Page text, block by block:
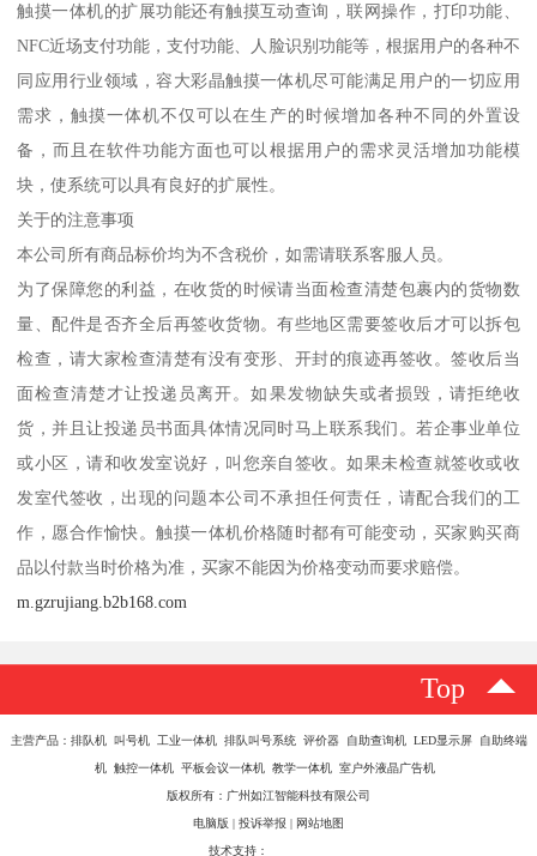
触摸一体机的扩展功能还有触摸互动查询，联网操作，打印功能、
NFC近场支付功能，支付功能、人脸识别功能等，根据用户的各种不
同应用行业领域，容大彩晶触摸一体机尽可能满足用户的一切应用
需求，触摸一体机不仅可以在生产的时候增加各种不同的外置设
备，而且在软件功能方面也可以根据用户的需求灵活增加功能模
块，使系统可以具有良好的扩展性。
关于的注意事项
本公司所有商品标价均为不含税价，如需请联系客服人员。
为了保障您的利益，在收货的时候请当面检查清楚包裹内的货物数
量、配件是否齐全后再签收货物。有些地区需要签收后才可以拆包
检查，请大家检查清楚有没有变形、开封的痕迹再签收。签收后当
面检查清楚才让投递员离开。如果发物缺失或者损毁，请拒绝收
货，并且让投递员书面具体情况同时马上联系我们。若企事业单位
或小区，请和收发室说好，叫您亲自签收。如果未检查就签收或收
发室代签收，出现的问题本公司不承担任何责任，请配合我们的工
作，愿合作愉快。触摸一体机价格随时都有可能变动，买家购买商
品以付款当时价格为准，买家不能因为价格变动而要求赔偿。
m.gzrujiang.b2b168.com
Top
主营产品：排队机 叫号机 工业一体机 排队叫号系统 评价器 自助查询机 LED显示屏 自助终端
机 触控一体机 平板会议一体机 教学一体机 室户外液晶广告机
版权所有：广州如江智能科技有限公司
电脑版 | 投诉举报 | 网站地图
技术支持：